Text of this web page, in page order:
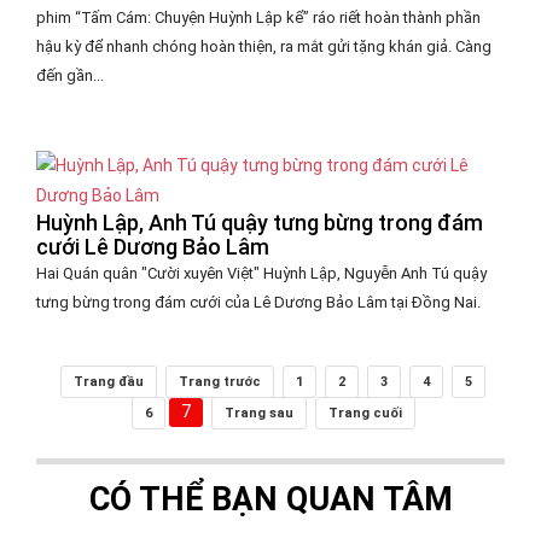
phim “Tấm Cám: Chuyện Huỳnh Lập kể” ráo riết hoàn thành phần
hậu kỳ để nhanh chóng hoàn thiện, ra mắt gửi tặng khán giả. Càng
đến gần...
Huỳnh Lập, Anh Tú quậy tưng bừng trong đám
cưới Lê Dương Bảo Lâm
Hai Quán quân "Cười xuyên Việt" Huỳnh Lập, Nguyễn Anh Tú quậy
tưng bừng trong đám cưới của Lê Dương Bảo Lâm tại Đồng Nai.
Trang đầu Trang trước 1 2 3 4
5
6
7 Trang sau Trang cuối
CÓ THỂ BẠN QUAN TÂM